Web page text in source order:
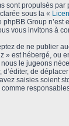
sont propulsés
sous la «
phpBB Group n’est
vous invitons à
de ne publier
» est hébergé, ou
le jugeons
d’éditer, de
saisies soient
comme